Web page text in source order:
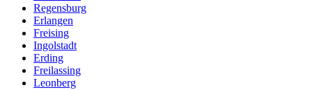
Regensburg
Erlangen
Freising
Ingolstadt
Erding
Freilassing
Leonberg